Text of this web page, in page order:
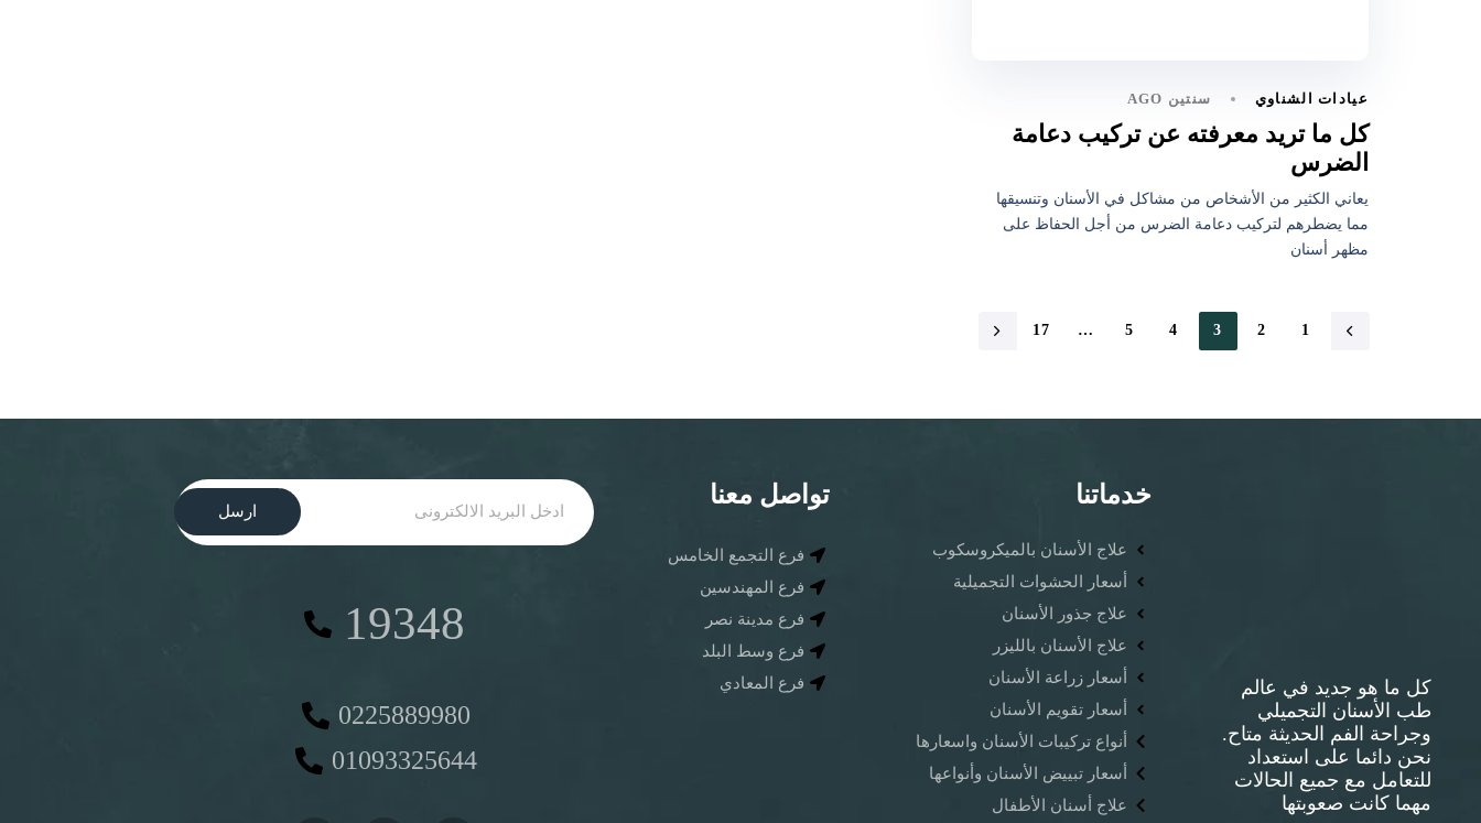
عيادات الشناوي سنتين AGO
كل ما تريد معرفته عن تركيب دعامة
الضرس
يعاني الكثير من الأشخاص من مشاكل في الأسنان وتنسيقها
مما يضطرهم لتركيب دعامة الضرس من أجل الحفاظ على
مظهر أسنان
1
2
3
4
5
…
17
كل ما هو جديد في عالم
طب الأسنان التجميلي
وجراحة الفم الحديثة متاح.
نحن دائما على استعداد
للتعامل مع جميع الحالات
مهما كانت صعوبتها
خدماتنا
علاج الأسنان بالميكروسكوب
أسعار الحشوات التجميلية
علاج جذور الأسنان
علاج الأسنان بالليزر
أسعار زراعة الأسنان
أسعار تقويم الأسنان
أنواع تركيبات الأسنان واسعارها
أسعار تبييض الأسنان وأنواعها
علاج أسنان الأطفال
تواصل معنا
فرع التجمع الخامس
فرع المهندسين
فرع مدينة نصر
فرع وسط البلد
فرع المعادي
ارسل
19348
0225889980
01093325644